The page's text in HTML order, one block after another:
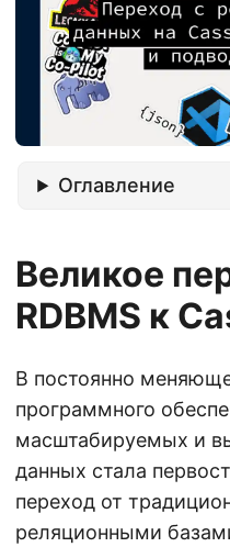
Оглавление
Великое
RDBMS к
В постоянно
программного
масштабируемых и
данных стала
переход от
реляционными